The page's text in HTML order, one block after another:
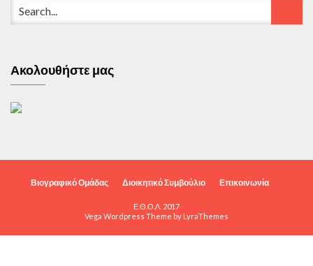
Ακολουθήστε μας
Βιογραφικό Ομάδας Διοικητικό Συμβούλιο Επικοινωνία
Ε.Θ.Ο.Λ. 2017
Vega Wordpress Theme by LyraThemes